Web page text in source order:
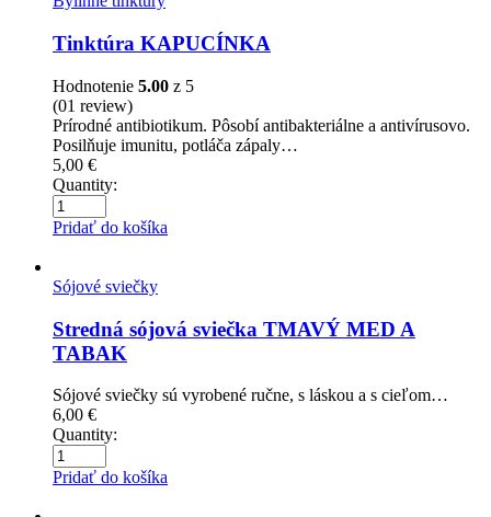
Tinktúra KAPUCÍNKA
Hodnotenie 5.00 z 5
(01 review)
Prírodné antibiotikum. Pôsobí antibakteriálne a antivírusovo.
Posilňuje imunitu, potláča zápaly…
5,00 €
Quantity:
Pridať do košíka
Sójové sviečky
Stredná sójová sviečka TMAVÝ MED A
TABAK
Sójové sviečky sú vyrobené ručne, s láskou a s cieľom…
6,00 €
Quantity:
Pridať do košíka